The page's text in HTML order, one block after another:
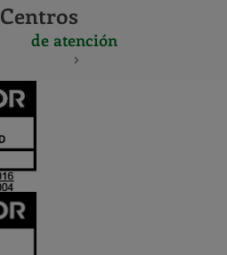
Centros
de atención